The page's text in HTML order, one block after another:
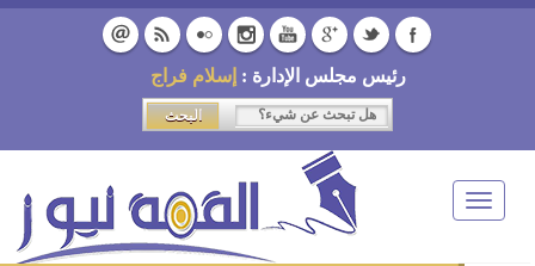
رئيس مجلس الإدارة : إسلام فراج
Toggle
navigation